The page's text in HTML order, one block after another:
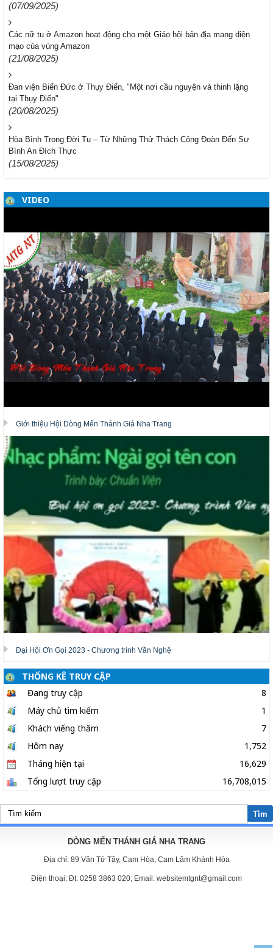
(07/09/2025)
Các nữ tu ở Amazon hoạt động cho một Giáo hội bản địa mang diện
mạo của vùng Amazon
(21/08/2025)
Đan viện Biển Đức ở Thụy Điển, "Một nơi cầu nguyện và thinh lặng
tại Thụy Điển"
(20/08/2025)
Hòa Bình Trong Đời Tu – Từ Những Thử Thách Cộng Đoàn Đến Sự
Bình An Đích Thực
(15/08/2025)
VIDEO
Giới thiệu Hội Dòng Mến Thánh Giá Nha Trang
Đại Hội Ơn Gọi 2023 - Chương trình Văn Nghệ
THỐNG KÊ TRUY CẬP
Đang truy cập
8
Máy chủ tìm kiếm
1
Khách viếng thăm
7
Hôm nay
1,752
Tháng hiện tại
16,629
Tổng lượt truy cập
16,708,015
Tìm
DÒNG MẾN THÁNH GIÁ NHA TRANG
Địa chỉ: 89 Văn Tứ Tây, Cam Hòa, Cam Lâm Khánh Hòa
Điện thoại: Đt: 0258 3863 020; Email: websitemtgnt@gmail.com